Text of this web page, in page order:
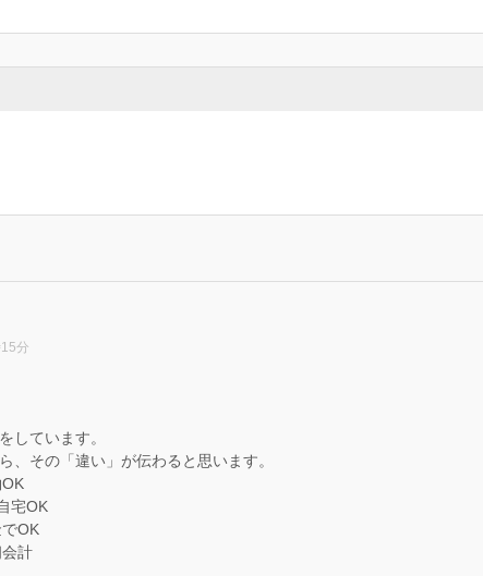
分
しています。
、その「違い」が伝わると思います。
宅OK
OK
計